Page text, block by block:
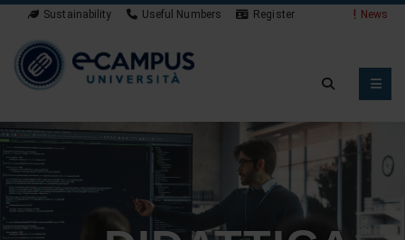
Sustainability Useful Numbers Register News